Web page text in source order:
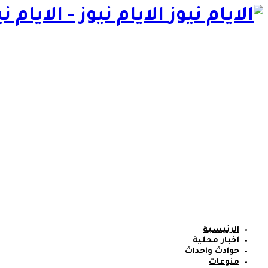
الايام نيوز - الايام
الرئيسية
اخبار محلية
حوادث واحداث
منوعات